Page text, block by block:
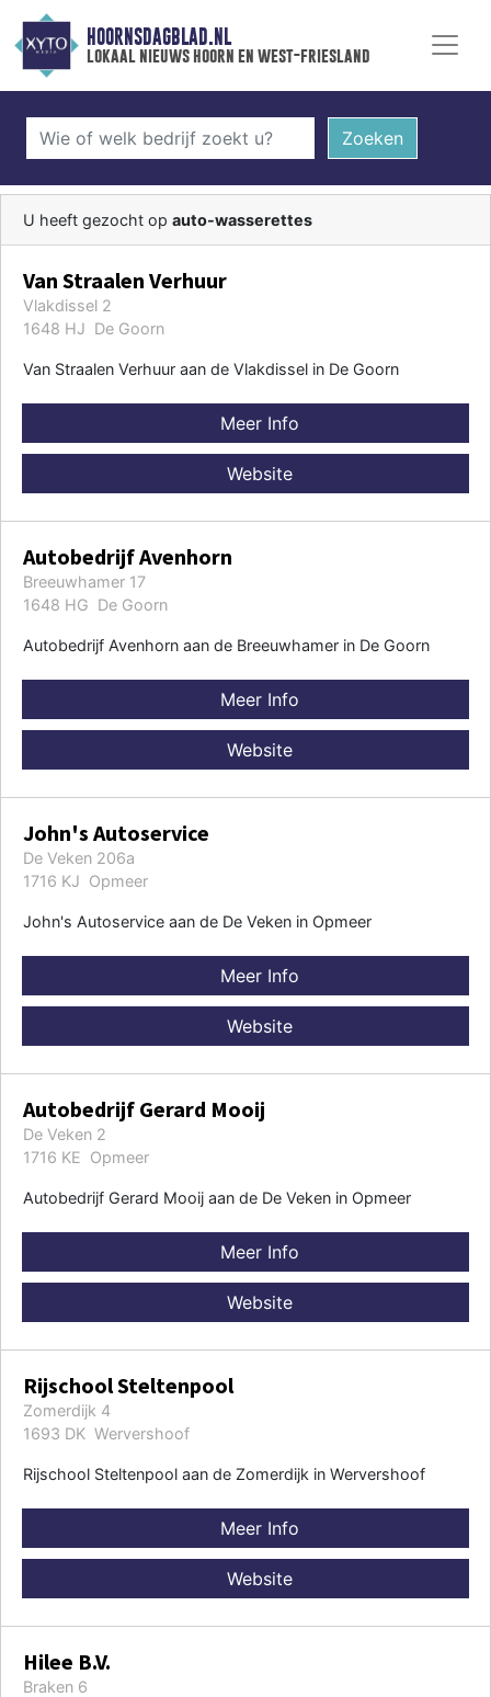
HOORNSDAGBLAD.NL
lokaal nieuws hoorn en west-friesland
Zoeken
U heeft gezocht op auto-wasserettes
Van Straalen Verhuur
Vlakdissel 2
1648 HJ De Goorn
Van Straalen Verhuur aan de Vlakdissel in De Goorn
Meer Info
Website
Autobedrijf Avenhorn
Breeuwhamer 17
1648 HG De Goorn
Autobedrijf Avenhorn aan de Breeuwhamer in De Goorn
Meer Info
Website
John's Autoservice
De Veken 206a
1716 KJ Opmeer
John's Autoservice aan de De Veken in Opmeer
Meer Info
Website
Autobedrijf Gerard Mooij
De Veken 2
1716 KE Opmeer
Autobedrijf Gerard Mooij aan de De Veken in Opmeer
Meer Info
Website
Rijschool Steltenpool
Zomerdijk 4
1693 DK Wervershoof
Rijschool Steltenpool aan de Zomerdijk in Wervershoof
Meer Info
Website
Hilee B.V.
Braken 6